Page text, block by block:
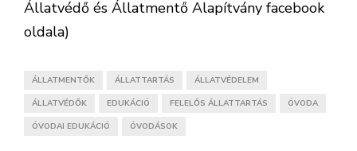
Állatvédő és Állatmentő Alapítvány facebook
oldala)
ÁLLATMENTŐK ÁLLATTARTÁS ÁLLATVÉDELEM
ÁLLATVÉDŐK EDUKÁCIÓ FELELŐS ÁLLATTARTÁS ÓVODA
ÓVODAI EDUKÁCIÓ ÓVODÁSOK